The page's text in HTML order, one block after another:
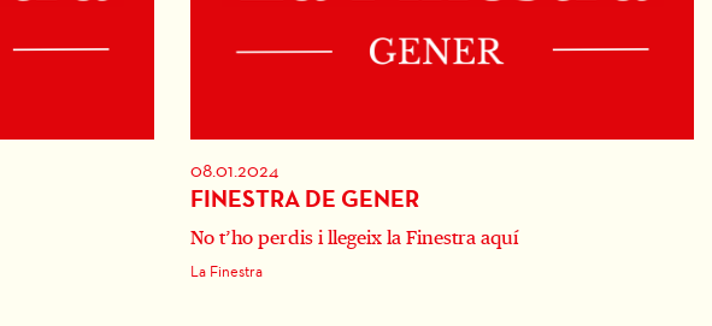
08.01.2024
FINESTRA DE GENER
No t’ho perdis i llegeix la Finestra aquí
La Finestra